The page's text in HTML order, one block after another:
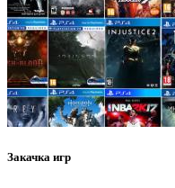
Закачка игр